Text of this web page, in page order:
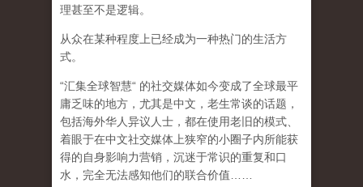
理甚至不是逻辑。
从众在某种程度上已经成为一种热门的生活方
式。
“汇集全球智慧“ 的社交媒体如今变成了全球最平
庸乏味的地方，尤其是中文，老生常谈的话题，
包括海外华人异议人士，都在使用老旧的模式、
着眼于在中文社交媒体上狭窄的小圈子内所能获
得的自身影响力营销，沉迷于常识的重复和口
水，完全无法感知他们的联合价值……